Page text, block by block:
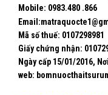
Mobile: 0983.480 .866
Mã số thuế: 0107298981
Giấy chứng nhận:
Ngày cấp 15/01/2016,
web: